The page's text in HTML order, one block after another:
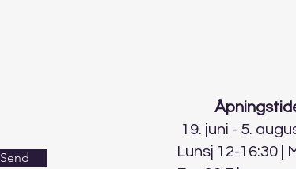
Send
19. juni - 5.
Lunsj 12-16:30 |